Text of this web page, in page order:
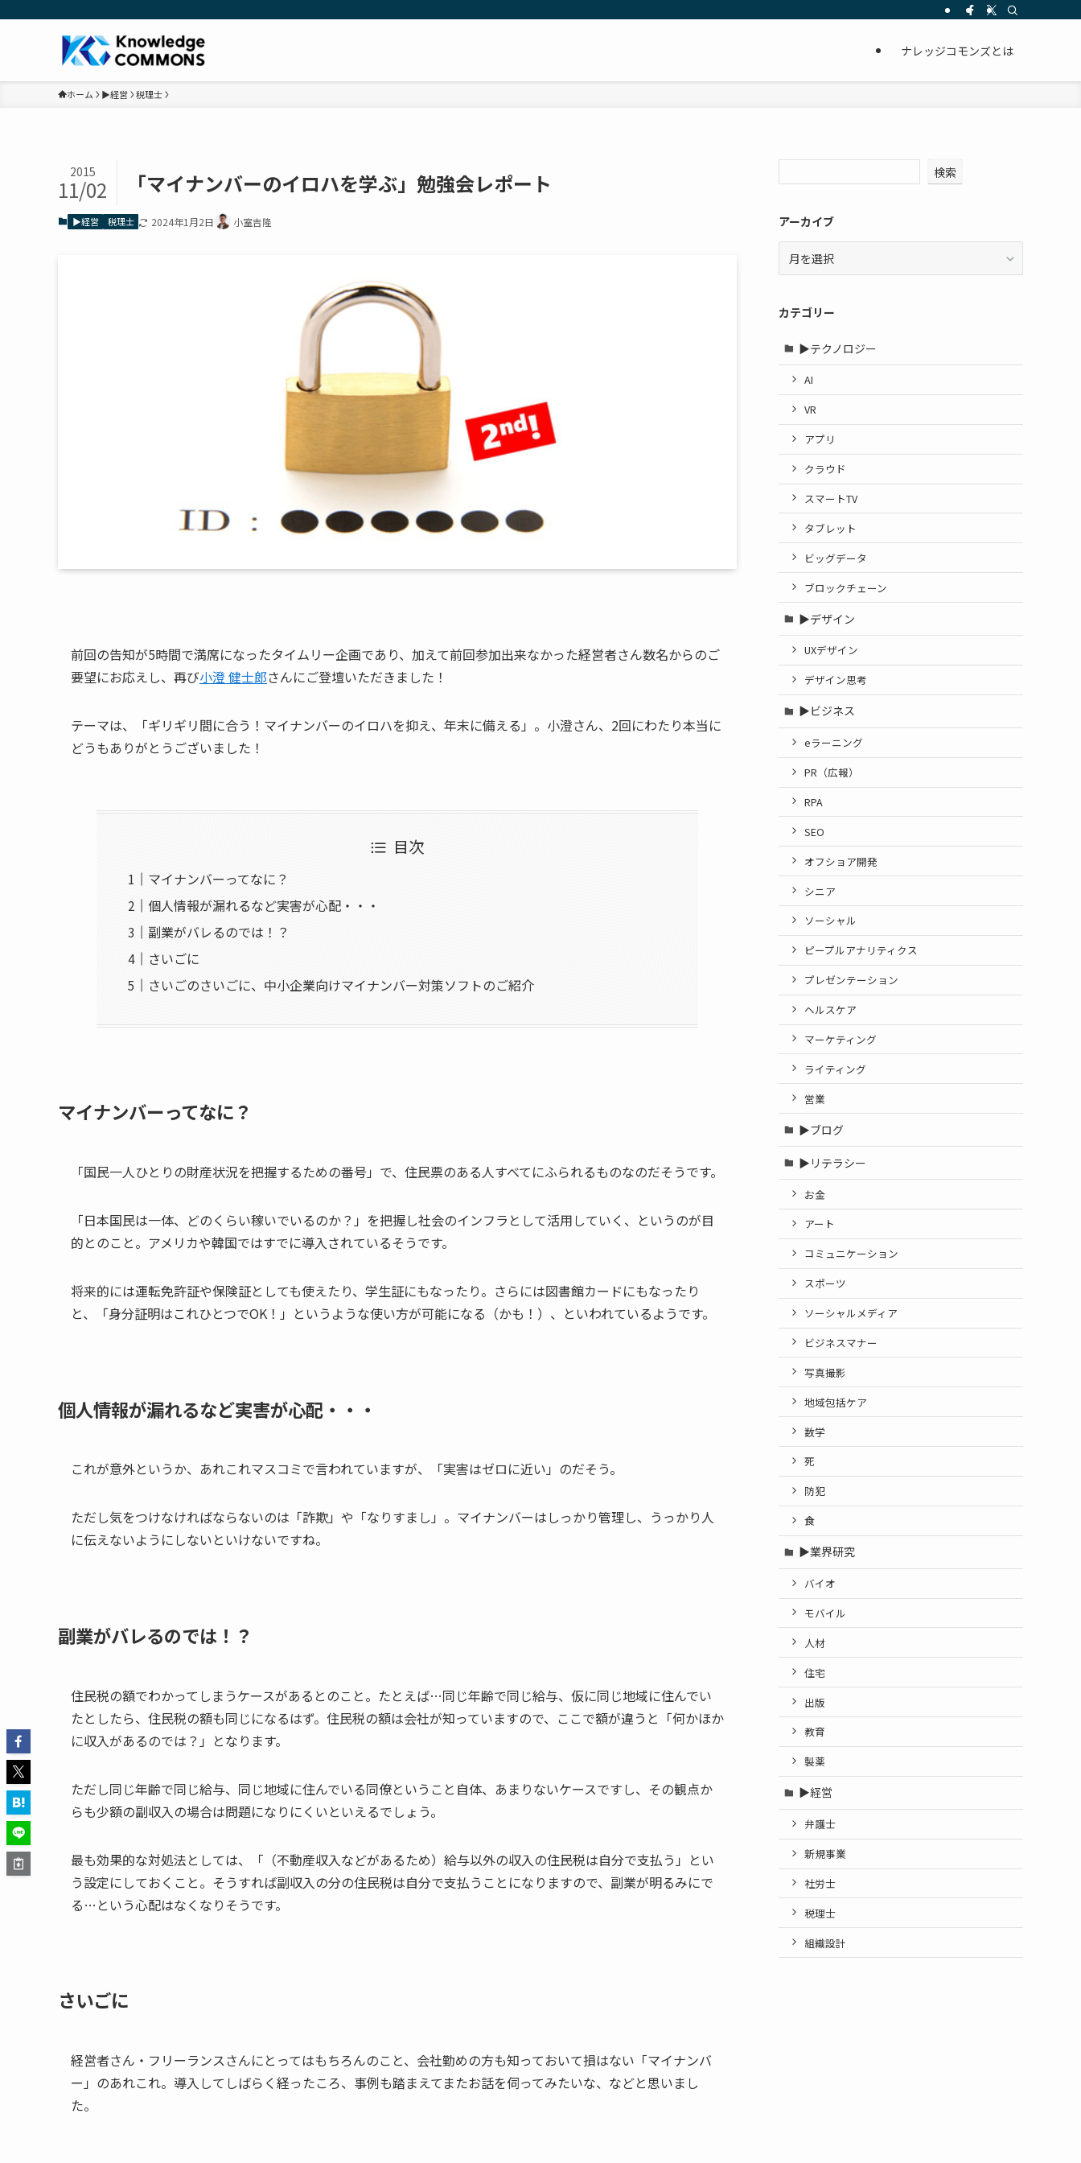
ナレッジコモンズとは
ホーム ▶経営 税理士
「マイナンバーのイロハを学ぶ」勉強会レポート
2015
11/02
▶経営 税理士 2024年1月2日 小室吉隆
前回の告知が5時間で満席になったタイムリー企画であり、加えて前回参加出来なかった経営者さん数名からのご
要望にお応えし、再び小澄 健士郎さんにご登壇いただきました！
テーマは、「ギリギリ間に合う！マイナンバーのイロハを抑え、年末に備える」。小澄さん、2回にわたり本当に
どうもありがとうございました！
目次
マイナンバーってなに？
個人情報が漏れるなど実害が心配・・・
副業がバレるのでは！？
さいごに
さいごのさいごに、中小企業向けマイナンバー対策ソフトのご紹介
マイナンバーってなに？
「国民一人ひとりの財産状況を把握するための番号」で、住民票のある人すべてにふられるものなのだそうです。
「日本国民は一体、どのくらい稼いでいるのか？」を把握し社会のインフラとして活用していく、というのが目
的とのこと。アメリカや韓国ではすでに導入されているそうです。
将来的には運転免許証や保険証としても使えたり、学生証にもなったり。さらには図書館カードにもなったり
と、「身分証明はこれひとつでOK！」というような使い方が可能になる（かも！）、といわれているようです。
個人情報が漏れるなど実害が心配・・・
これが意外というか、あれこれマスコミで言われていますが、「実害はゼロに近い」のだそう。
ただし気をつけなければならないのは「詐欺」や「なりすまし」。マイナンバーはしっかり管理し、うっかり人
に伝えないようにしないといけないですね。
副業がバレるのでは！？
住民税の額でわかってしまうケースがあるとのこと。たとえば…同じ年齢で同じ給与、仮に同じ地域に住んでい
たとしたら、住民税の額も同じになるはず。住民税の額は会社が知っていますので、ここで額が違うと「何かほか
に収入があるのでは？」となります。
ただし同じ年齢で同じ給与、同じ地域に住んでいる同僚ということ自体、あまりないケースですし、その観点か
らも少額の副収入の場合は問題になりにくいといえるでしょう。
最も効果的な対処法としては、「（不動産収入などがあるため）給与以外の収入の住民税は自分で支払う」とい
う設定にしておくこと。そうすれば副収入の分の住民税は自分で支払うことになりますので、副業が明るみにで
る…という心配はなくなりそうです。
さいごに
経営者さん・フリーランスさんにとってはもちろんのこと、会社勤めの方も知っておいて損はない「マイナンバ
ー」のあれこれ。導入してしばらく経ったころ、事例も踏まえてまたお話を伺ってみたいな、などと思いまし
た。
検索
アーカイブ
ブ
カテゴリー
▶テクノロジー
AI
VR
アプリ
クラウド
スマートTV
タブレット
ビッグデータ
ブロックチェーン
▶デザイン
UXデザイン
デザイン思考
▶ビジネス
eラーニング
PR（広報）
RPA
SEO
オフショア開発
シニア
ソーシャル
ピープルアナリティクス
プレゼンテーション
ヘルスケア
マーケティング
ライティング
営業
▶ブログ
▶リテラシー
お金
アート
コミュニケーション
スポーツ
ソーシャルメディア
ビジネスマナー
写真撮影
地域包括ケア
数学
死
防犯
食
▶業界研究
バイオ
モバイル
人材
住宅
出版
教育
製薬
▶経営
弁護士
新規事業
社労士
税理士
組織設計